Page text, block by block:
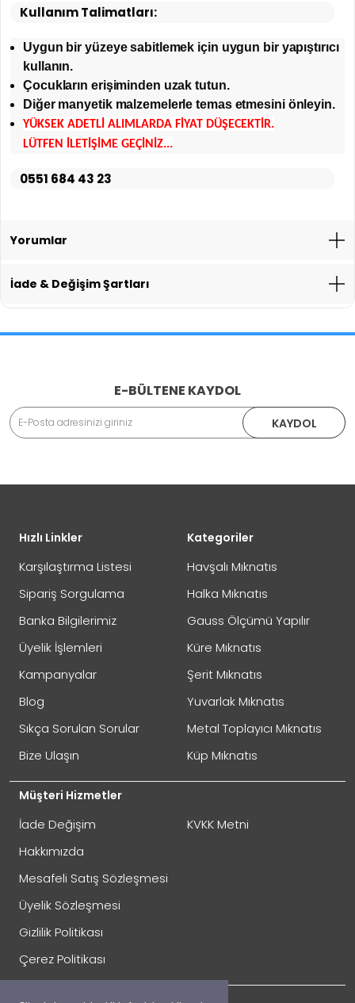
Kullanım Talimatları:
Uygun bir yüzeye sabitlemek için uygun bir yapıştırıcı
kullanın.
Çocukların erişiminden uzak tutun.
Diğer manyetik malzemelerle temas etmesini önleyin.
YÜKSEK ADETLİ ALIMLARDA FİYAT DÜŞECEKTİR.
LÜTFEN İLETİŞİME GEÇİNİZ...
0551 684 43 23
Yorumlar
Adınız Soyadınız
Yorumunuz
Not:HTML'e dönüştürülmez!
Oylama
Kötü
GÖNDER
İade & Değişim Şartları
İade veya Değişim İşlemini Nasıl Yapabilirim?
DEĞİŞİM
İade Gönderimi Nasıl Yapılır?
E-BÜLTENE KAYDOL
KAYDOL
Hızlı Linkler
Karşılaştırma Listesi
Sipariş Sorgulama
Banka Bilgilerimiz
Üyelik İşlemleri
Kampanyalar
Blog
Sıkça Sorulan Sorular
Bize Ulaşın
Müşteri Hizmetler
İade Değişim
Hakkımızda
Mesafeli Satış Sözleşmesi
Üyelik Sözleşmesi
Gizlilik Politikası
Çerez Politikası
KVKK Metni
Kategoriler
Havşalı Mıknatıs
Halka Mıknatıs
Gauss Ölçümü Yapılır
Küre Mıknatıs
Şerit Mıknatıs
Yuvarlak Mıknatıs
Metal Toplayıcı Mıknatıs
Küp Mıknatıs